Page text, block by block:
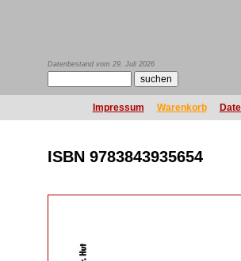
Datenbestand vom 29. Juli 2026
Impressum Warenkorb
ISBN 9783843935654